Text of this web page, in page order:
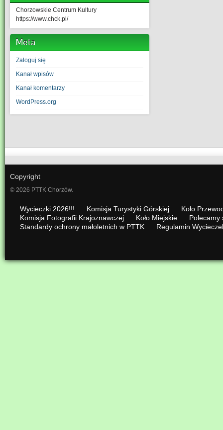
Chorzowskie Centrum Kultury
https://www.chck.pl/
Meta
Zaloguj się
Kanał wpisów
Kanał komentarzy
WordPress.org
Copyright
© 2026 PTTK Chorzów.
Wycieczki 2026!!! Komisja Turystyki Górskiej
Koło
Komisja Fotografii Krajoznawczej
Koło Miejskie
Polecamy
Standardy ochrony małoletnich w PTTK
Regulamin